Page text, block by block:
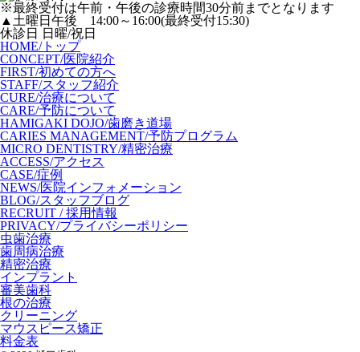
※最終受付は午前・午後の診療時間30分前までとなります
▲土曜日午後 14:00～16:00(最終受付15:30)
休診日 日曜/祝日
HOME/トップ
CONCEPT/医院紹介
FIRST/初めての方へ
STAFF/スタッフ紹介
CURE/治療について
CARE/予防について
HAMIGAKI DOJO/歯磨き道場
CARIES MANAGEMENT/予防プログラム
MICRO DENTISTRY/精密治療
ACCESS/アクセス
CASE/症例
NEWS/医院インフォメーション
BLOG/スタッフブログ
RECRUIT / 採用情報
PRIVACY/プライバシーポリシー
虫歯治療
歯周病治療
精密治療
インプラント
審美歯科
根の治療
クリーニング
マウスピース矯正
料金表